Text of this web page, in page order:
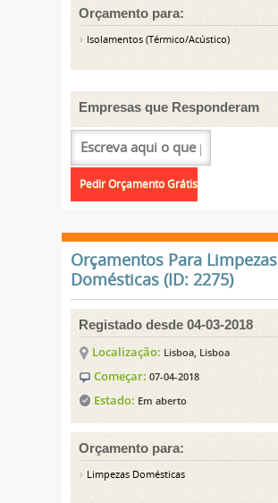
Orçamento para:
Isolamentos (Térmico/Acústico)
Empresas que Responderam
Orçamentos Para Limpezas
Domésticas (ID: 2275)
Registado desde 04-03-2018
Localização: Lisboa, Lisboa
Começar: 07-04-2018
Estado: Em aberto
Orçamento para:
Limpezas Domésticas